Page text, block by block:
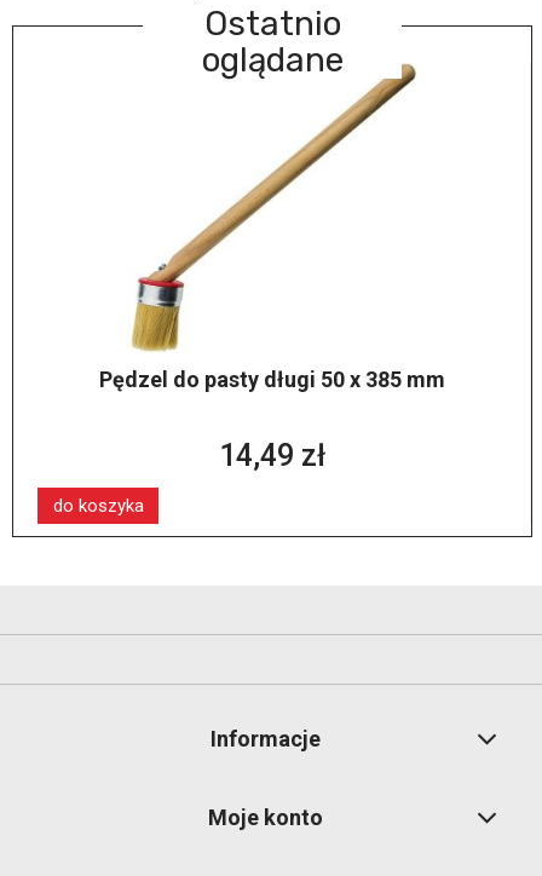
Ostatnio
oglądane
Pędzel do pasty długi 50 x 385 mm
14,49 zł
do koszyka
Informacje
Moje konto